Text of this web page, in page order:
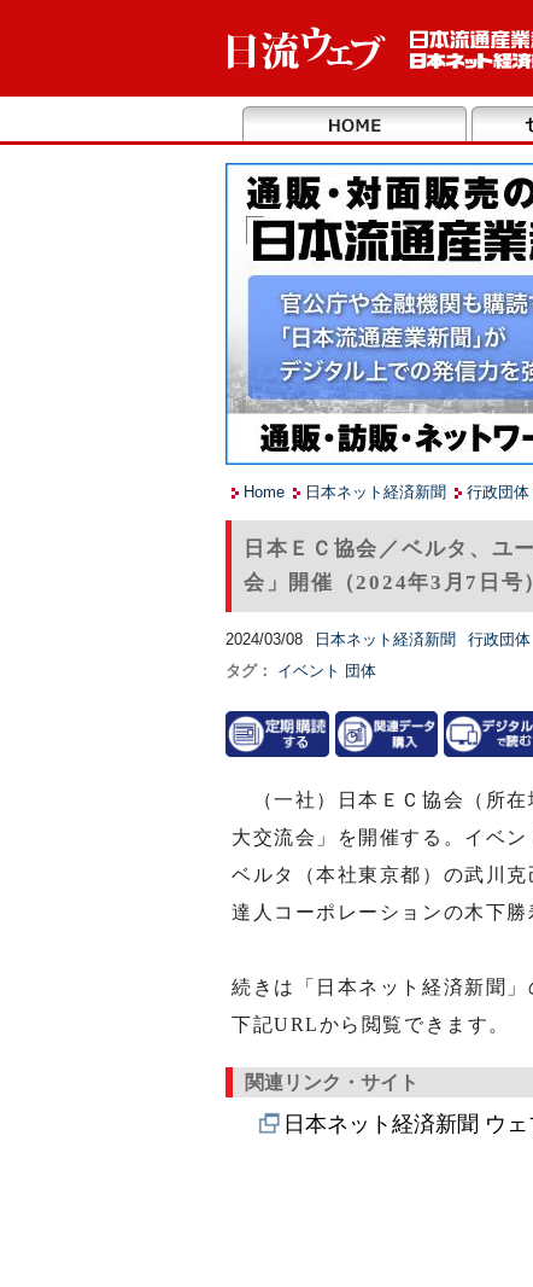
Home 日本ネット経済新聞 行政団体
日本ＥＣ協会／ベルタ、ユ
会」開催（2024年3月7日号
2024/03/08 日本ネット経済新聞
行政団体
タグ：
イベント 団体
（一社）日本ＥＣ協会（所在
大交流会」を開催する。イベ
ベルタ（本社東京都）の武川
達人コーポレーションの木下勝
続きは「日本ネット経済新聞」
下記URLから閲覧できます。
関連リンク・サイト
日本ネット経済新聞 ウ